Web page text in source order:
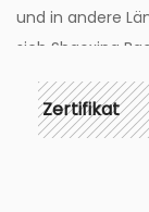
und in andere
sich Shaoxing
Ltd. durch
zu einer One-
die Entwicklung
Zertifikat